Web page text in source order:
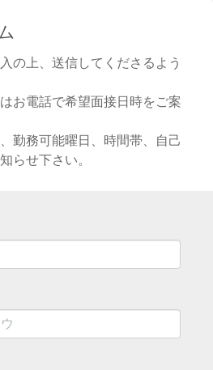
の上、送信してくださるよう
お電話で希望面接日時をご案
勤務可能曜日、時間帯、自己
らせ下さい。